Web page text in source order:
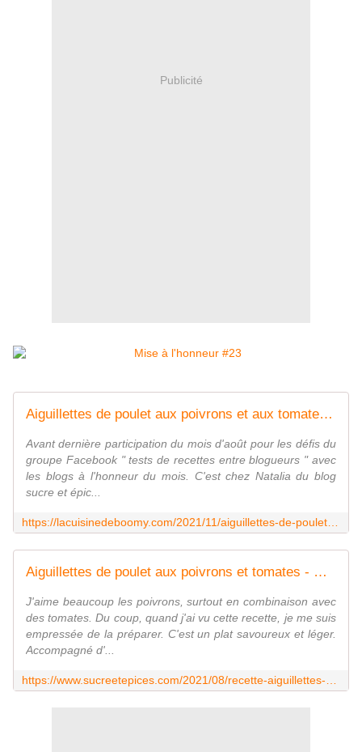
Publicité
Aiguillettes de poulet aux poivrons et aux tomates - La cuisine de Boomy
Avant dernière participation du mois d'août pour les défis du
groupe Facebook " tests de recettes entre blogueurs " avec
les blogs à l'honneur du mois. C'est chez Natalia du blog
sucre et épic...
Aiguillettes de poulet aux poivrons et tomates - www.sucreetepices.com
J'aime beaucoup les poivrons, surtout en combinaison avec
des tomates. Du coup, quand j'ai vu cette recette, je me suis
empressée de la préparer. C'est un plat savoureux et léger.
Accompagné d'...